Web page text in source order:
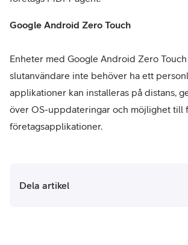
Google Android Zero Touch
Enheter med Google Android Zero
slutanvändare inte behöver ha ett
applikationer kan installeras på distans,
över OS-uppdateringar och möjlighet till
företagsapplikationer.
Dela artikel